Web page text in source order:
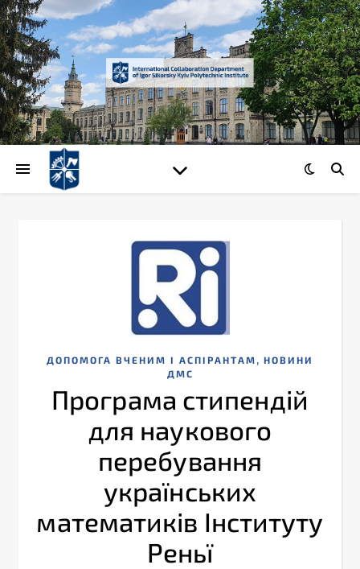
ДОПОМОГА ВЧЕНИМ І АСПІРАНТАМ , НОВИНИ
ДМС
Програма стипендій
для наукового
перебування
українських
математиків Інституту
Реньї